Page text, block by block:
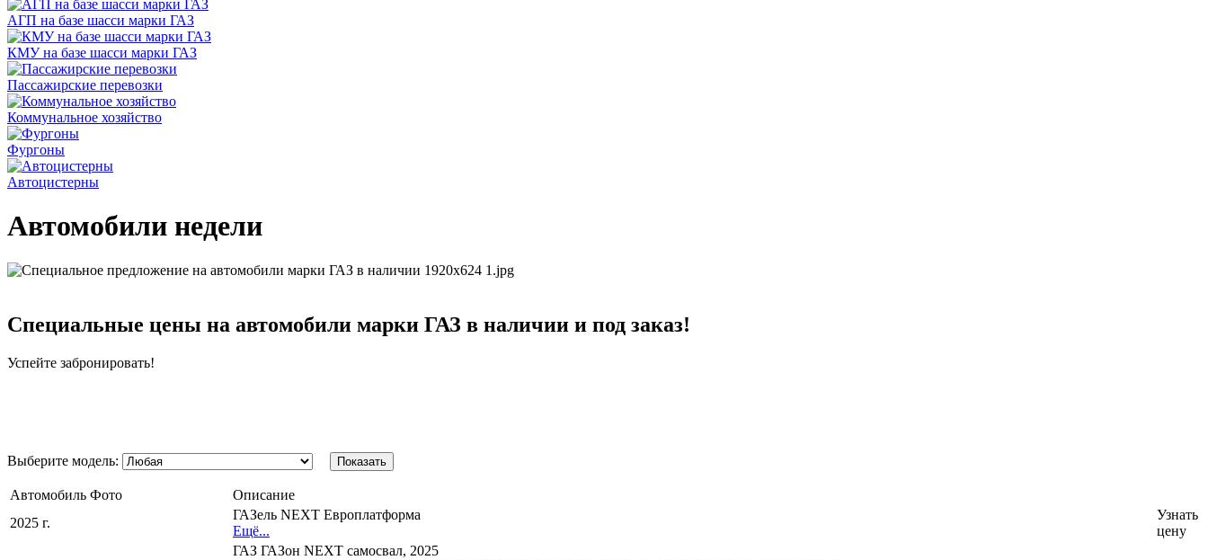
АГП на базе шасси марки ГАЗ
КМУ на базе шасси марки ГАЗ
Пассажирские перевозки
Коммунальное хозяйство
Фургоны
Автоцистерны
Автомобили недели
Специальные цены на автомобили марки ГАЗ в наличии и под заказ!
Успейте забронировать!
Выберите модель: Показать
Автомобиль Фото
Описание
2025 г.
ГАЗель NEXT Европлатформа
Ещё...
Узнать
цену
ГАЗ ГАЗон NEXT самосвал, 2025